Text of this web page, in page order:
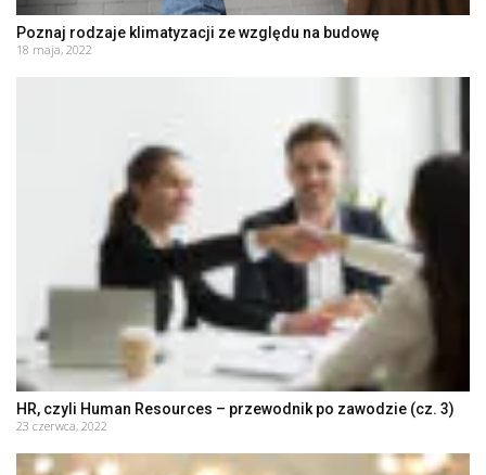
Poznaj rodzaje klimatyzacji ze względu na budowę
18 maja, 2022
HR, czyli Human Resources – przewodnik po zawodzie (cz. 3)
23 czerwca, 2022